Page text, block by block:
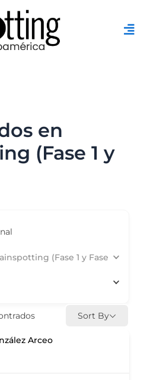
en
(Fase 1 y
(Fase 1 y Fase 2)
Sort By
Arceo